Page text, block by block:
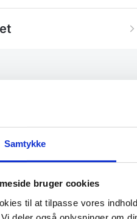
Samtykke
bruger cookies
til at tilpasse vores